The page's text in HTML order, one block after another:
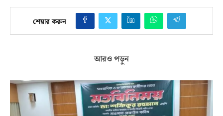
শেয়ার করুন
আরও পড়ুন